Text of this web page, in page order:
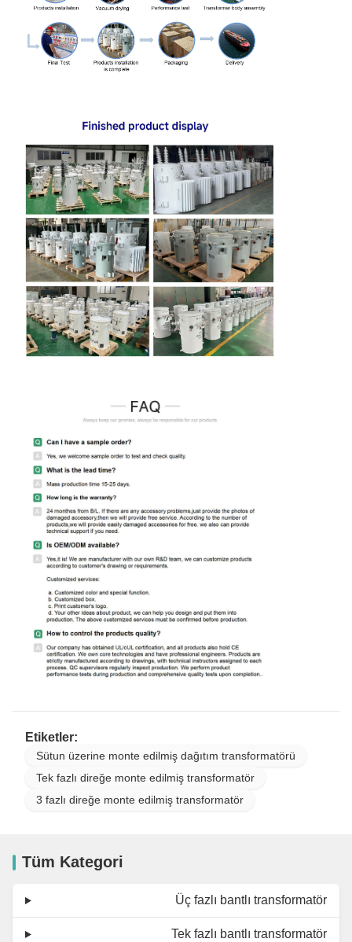
Etiketler:
Sütun üzerine monte edilmiş dağıtım transformatörü
Tek fazlı direğe monte edilmiş transformatör
3 fazlı direğe monte edilmiş transformatör
Tüm Kategori
Üç fazlı bantlı transformatör
Tek fazlı bantlı transformatör